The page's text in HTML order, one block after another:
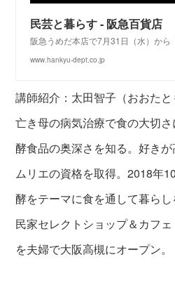
民芸と暮らす - 阪急百貨店
阪急うめだ本店で7月31日（水）から
www.hankyu-dept.co.jp
講師紹介：太田智子（おおたと
亡き母の病気治療で食の大切
酵食品の奥深さを知る。好き
ムリエの資格を取得。2018年
酵をテーマに食を通して暮ら
民家セレクトショップ＆カフェ
を夫婦で大阪高槻にオープン。